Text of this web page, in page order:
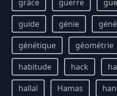
grâce
guerre
guide
génie
génétique
géométrie
habitude
hack
hallal
Hamas